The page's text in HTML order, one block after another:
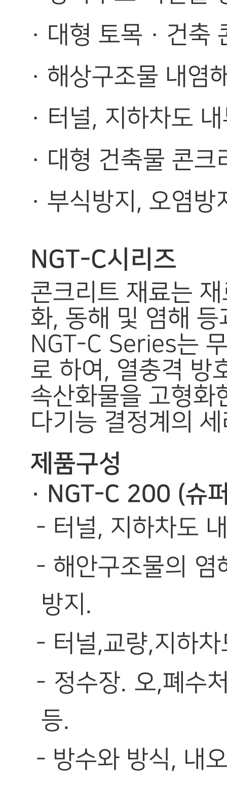
· 대형 토목 · 건축
· 해상구조물 내염
· 터널, 지하차도
· 대형 건축물 콘
· 부식방지, 오염
NGT-C시리즈
콘크리트 재료는
화, 동해 및 염해
NGT-C Series는
로 하여, 열충격 방
속산화물을 고형화
다기능 결정계의
제품구성
· NGT-C 200 (슈
- 터널, 지하차도
- 해안구조물의 염
방지.
- 터널,교량,지하
- 정수장. 오,폐수
등.
- 방수와 방식, 내